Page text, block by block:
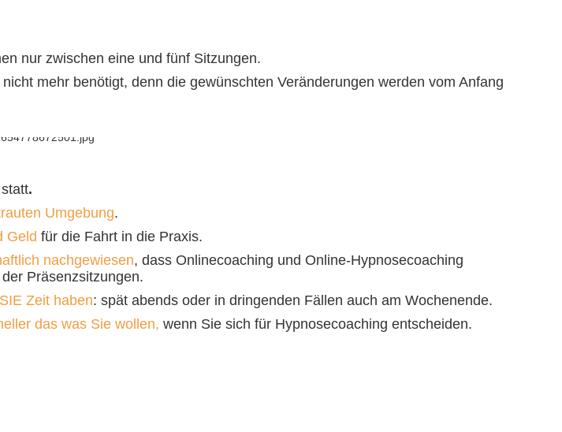
nur zwischen eine und fünf Sitzungen.
mehr benötigt, denn die gewünschten Veränderungen werden vom Anfang
statt.
Umgebung.
Geld für die Fahrt in die Praxis.
nachgewiesen, dass Onlinecoaching und Online-Hypnosecoaching
Präsenzsitzungen.
Zeit haben: spät abends oder in dringenden Fällen auch am Wochenende.
das was Sie wollen, wenn Sie sich für Hypnosecoaching entscheiden.